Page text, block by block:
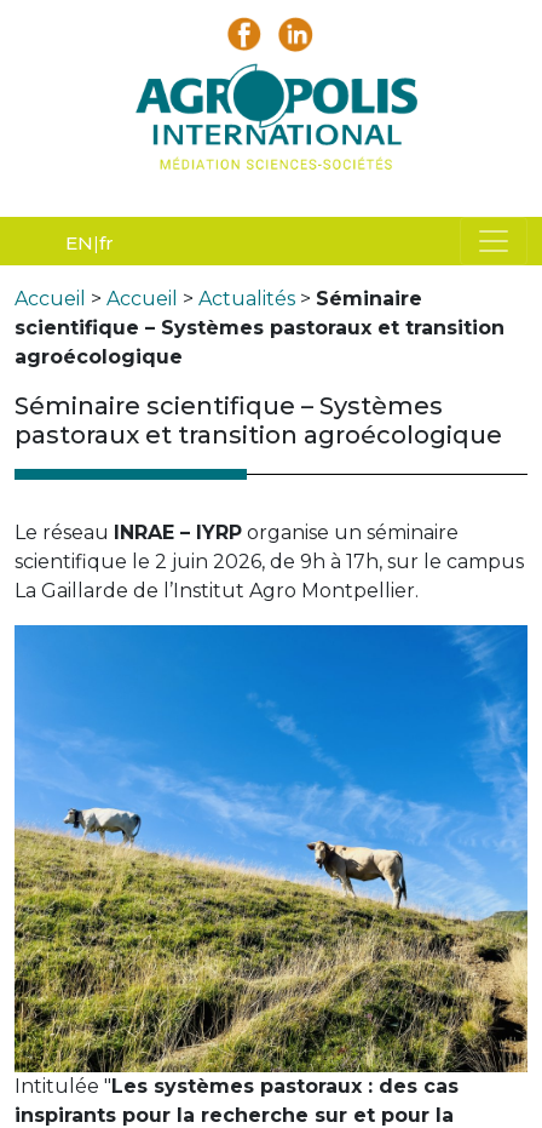
EN fr
Accueil > Accueil > Actualités > Séminaire
scientifique – Systèmes pastoraux et transition
agroécologique
Séminaire scientifique – Systèmes
pastoraux et transition agroécologique
Le réseau INRAE – IYRP organise un séminaire
scientifique le 2 juin 2026, de 9h à 17h, sur le campus
La Gaillarde de l’Institut Agro Montpellier.
Intitulée "Les systèmes pastoraux : des cas
inspirants pour la recherche sur et pour la